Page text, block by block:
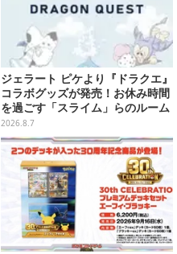
ジェラート ピケより『ドラクエ』
コラボグッズが発売！お休み時間
を過ごす「スライム」らのルーム
ウェア、雑貨など多数ラインナッ
プ
2026.8.7